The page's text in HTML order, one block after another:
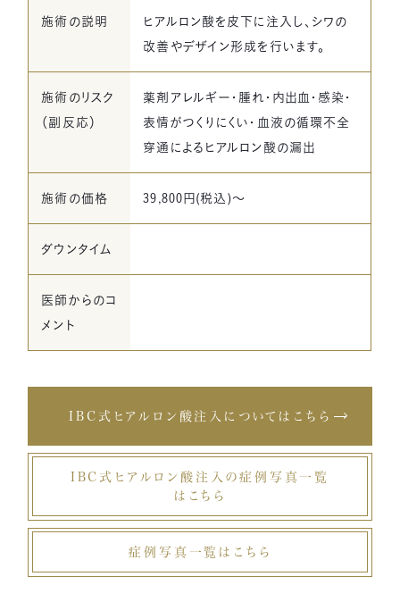
LINEから簡単予約！ [受付時間] 9:30~18:30
施術の説明
ヒアルロン酸を皮下に注入し、シワの
改善やデザイン形成を行います。
施術のリスク
（副反応）
薬剤アレルギー・腫れ・内出血・感染・
表情がつくりにくい・血液の循環不全
穿通によるヒアルロン酸の漏出
施術の価格 39,800円(税込)～
ダウンタイム
医師からのコ
メント
IBC式ヒアルロン酸注入についてはこちら
IBC式ヒアルロン酸注入の症例写真一覧
はこちら
症例写真一覧はこちら